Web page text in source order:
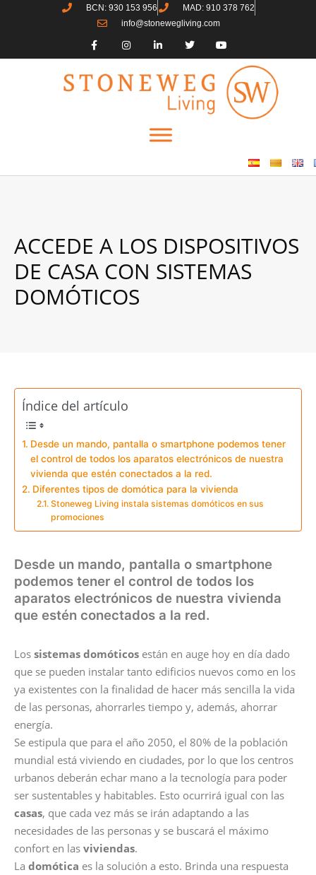
BCN: 930 153 956
MAD: 910 378 762
info@stonewegliving.com
ACCEDE A LOS DISPOSITIVOS
DE CASA CON SISTEMAS
DOMÓTICOS
Índice del artículo
Desde un mando, pantalla o smartphone podemos tener
el control de todos los aparatos electrónicos de nuestra
vivienda que estén conectados a la red.
Diferentes tipos de domótica para la vivienda
Stoneweg Living instala sistemas domóticos en sus
promociones
Desde un mando, pantalla o smartphone
podemos tener el control de todos los
aparatos electrónicos de nuestra vivienda
que estén conectados a la red.
Los sistemas domóticos están en auge hoy en día dado
que se pueden instalar tanto edificios nuevos como en los
ya existentes con la finalidad de hacer más sencilla la vida
de las personas, ahorrarles tiempo y, además, ahorrar
energía.
Se estipula que para el año 2050, el 80% de la población
mundial está viviendo en ciudades, por lo que los centros
urbanos deberán echar mano a la tecnología para poder
ser sustentables y habitables. Esto ocurrirá igual con las
casas, que cada vez más se irán adaptando a las
necesidades de las personas y se buscará el máximo
confort en las viviendas.
La domótica es la solución a esto. Brinda una respuesta